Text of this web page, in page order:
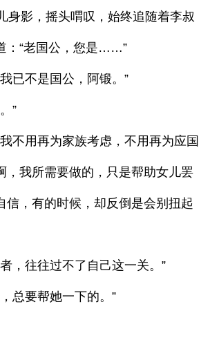
影，摇头喟叹，始终追随着李叔
：“老国公，您是……”
已不是国公，阿锻。”
”
不用再为家族考虑，不用再为应国
，我所需要做的，只是帮助女儿罢
信，有的时候，却反倒是会别扭起
，往往过不了自己这一关。”
总要帮她一下的。”